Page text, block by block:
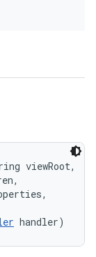
viewRoot,
handler)